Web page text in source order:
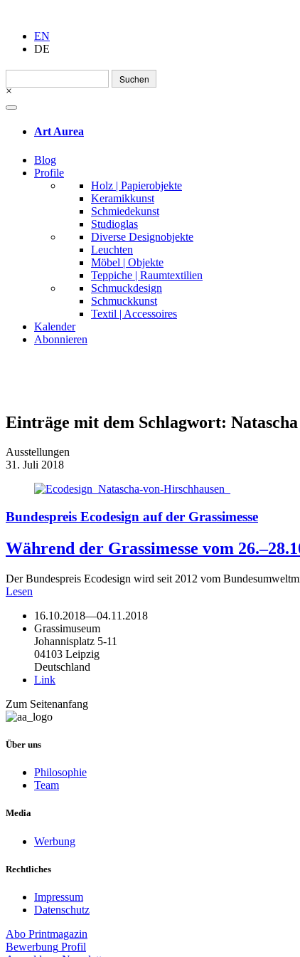
EN
DE
Suchen
nach:
×
Art Aurea
Blog
Profile
Holz | Papierobjekte
Keramikkunst
Schmiedekunst
Studioglas
Diverse Designobjekte
Leuchten
Möbel | Objekte
Teppiche | Raumtextilien
Schmuckdesign
Schmuckkunst
Textil | Accessoires
Kalender
Abonnieren
Einträge mit dem Schlagwort:
Ausstellungen
31. Juli 2018
Bundespreis Ecodesign auf der Grassimesse
Während der Grassimesse vom
Der Bundespreis Ecodesign wird seit 2012 vom
Lesen
16.10.2018—04.11.2018
Grassimuseum
Johannisplatz 5-11
04103 Leipzig
Deutschland
Link
Zum Seitenanfang
Über uns
Philosophie
Team
Media
Werbung
Rechtliches
Impressum
Datenschutz
Abo Printmagazin
Bewerbung Profil